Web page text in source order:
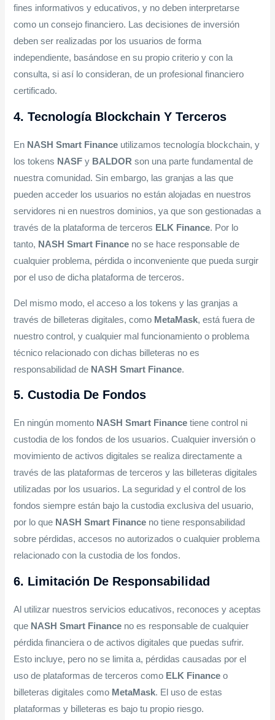
fines informativos y educativos, y no deben interpretarse
como un consejo financiero. Las decisiones de inversión
deben ser realizadas por los usuarios de forma
independiente, basándose en su propio criterio y con la
consulta, si así lo consideran, de un profesional financiero
certificado.
4. Tecnología Blockchain Y Terceros
En NASH Smart Finance utilizamos tecnología blockchain, y
los tokens NASF y BALDOR son una parte fundamental de
nuestra comunidad. Sin embargo, las granjas a las que
pueden acceder los usuarios no están alojadas en nuestros
servidores ni en nuestros dominios, ya que son gestionadas a
través de la plataforma de terceros ELK Finance. Por lo
tanto, NASH Smart Finance no se hace responsable de
cualquier problema, pérdida o inconveniente que pueda surgir
por el uso de dicha plataforma de terceros.
Del mismo modo, el acceso a los tokens y las granjas a
través de billeteras digitales, como MetaMask, está fuera de
nuestro control, y cualquier mal funcionamiento o problema
técnico relacionado con dichas billeteras no es
responsabilidad de NASH Smart Finance.
5. Custodia De Fondos
En ningún momento NASH Smart Finance tiene control ni
custodia de los fondos de los usuarios. Cualquier inversión o
movimiento de activos digitales se realiza directamente a
través de las plataformas de terceros y las billeteras digitales
utilizadas por los usuarios. La seguridad y el control de los
fondos siempre están bajo la custodia exclusiva del usuario,
por lo que NASH Smart Finance no tiene responsabilidad
sobre pérdidas, accesos no autorizados o cualquier problema
relacionado con la custodia de los fondos.
6. Limitación De Responsabilidad
Al utilizar nuestros servicios educativos, reconoces y aceptas
que NASH Smart Finance no es responsable de cualquier
pérdida financiera o de activos digitales que puedas sufrir.
Esto incluye, pero no se limita a, pérdidas causadas por el
uso de plataformas de terceros como ELK Finance o
billeteras digitales como MetaMask. El uso de estas
plataformas y billeteras es bajo tu propio riesgo.